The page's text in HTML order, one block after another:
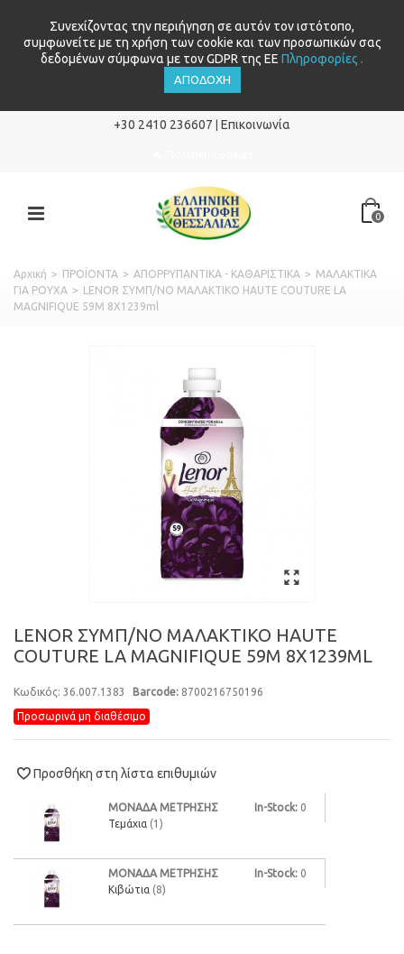
Συνεχίζοντας την περιήγηση σε αυτόν τον ιστότοπο,
συμφωνείτε με τη χρήση των cookie και των προσωπικών σας
δεδομένων σύμφωνα με τον GDPR της ΕΕ Πληροφορίες .
ΑΠΟΔΟΧΉ
+30 2410 236607 Επικοινωνία
0
Αρχική > ΠΡΟΪΟΝΤΑ > ΑΠΟΡΡΥΠΑΝΤΙΚΑ - ΚΑΘΑΡΙΣΤΙΚΑ > ΜΑΛΑΚΤΙΚΑ
ΓΙΑ ΡΟΥΧΑ > LENOR ΣΥΜΠ/ΝΟ ΜΑΛΑΚΤΙΚΟ HAUTE COUTURE LA
MAGNIFIQUE 59Μ 8X1239ml
LENOR ΣΥΜΠ/ΝΟ ΜΑΛΑΚΤΙΚΟ HAUTE
COUTURE LA MAGNIFIQUE 59Μ 8X1239ML
Κωδικός: 36.007.1383 Barcode: 8700216750196
Προσωρινά μη διαθέσιμο
Προσθήκη στη λίστα επιθυμιών
Τεμάχια (1)
0
Κιβώτια (8)
0